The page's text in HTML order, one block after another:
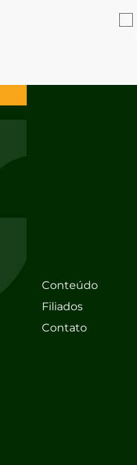
Conteúdo
Filiados
Contato